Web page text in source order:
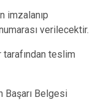
imzalanıp
verilecektir.
tarafından teslim
Başarı Belgesi